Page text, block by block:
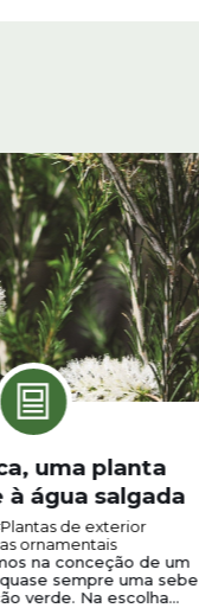
uma planta
água salgada
de exterior
ornamentais
na conceção de um
sempre uma sebe
verde. Na escolha...